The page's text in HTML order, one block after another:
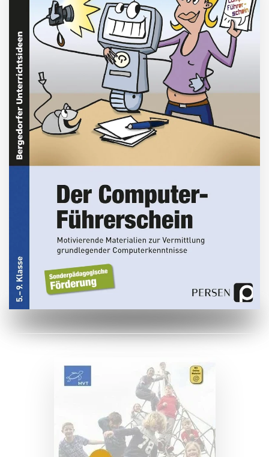
ZUM BUCH
ZUM BUCH